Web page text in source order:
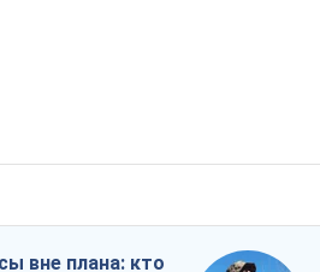
вне плана: кто